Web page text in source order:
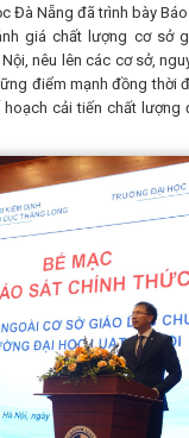
Đà Nẵng đã trình bày
giá chất lượng cơ sở
nêu lên các cơ sở,
điểm mạnh đồng thời
cải tiến chất lượng